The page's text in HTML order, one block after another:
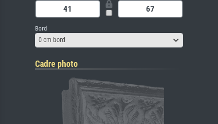
Bord
0 cm bord
Cadre photo